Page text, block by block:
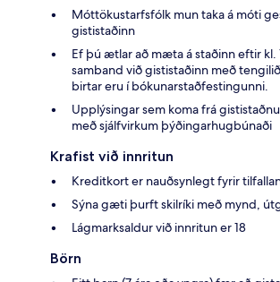
Móttökustarfsfólk mun taka á móti
gististaðinn
Ef þú ætlar að mæta á staðinn eftir kl.
samband við gististaðinn með
birtar eru í bókunarstaðfestingunni.
Upplýsingar sem koma frá
með sjálfvirkum þýðingarhugbúnaði
Krafist við innritun
Kreditkort er nauðsynlegt fyrir
Sýna gæti þurft skilríki með mynd,
Lágmarksaldur við innritun er 18
Börn